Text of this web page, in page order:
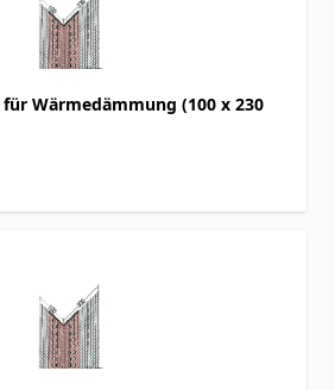
Wärmedämmung (100 x 230